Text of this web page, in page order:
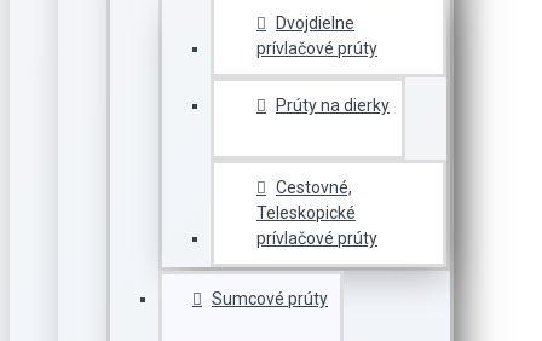
Dvojdielne
prívlačové prúty
Prúty na dierky
Cestovné,
Teleskopické
prívlačové prúty
Sumcové prúty